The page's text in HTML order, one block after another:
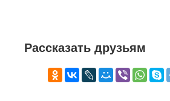
Рассказать друзьям